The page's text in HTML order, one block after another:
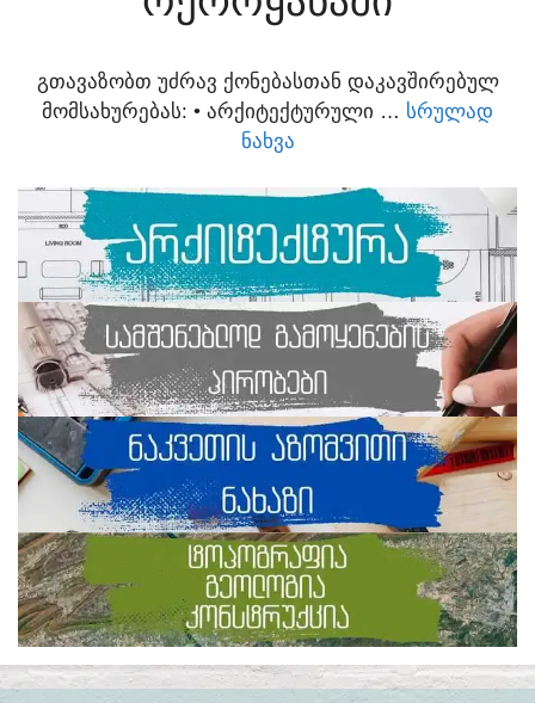
ᲒᲗᲐᲕᲐᲖᲝᲑᲗ ᲣᲫᲠᲐᲕ ᲥᲝᲜᲔᲑᲐᲡᲗᲐᲜ ᲓᲐᲙᲐᲕᲨᲘᲠᲔᲑᲣᲚ
ᲛᲝᲛᲡᲐᲮᲣᲠᲔᲑᲐᲡ:​ • ᲐᲠᲥᲘᲢᲔᲥᲢᲣᲠᲣᲚᲘ … ᲡᲠᲣᲚᲐᲓ
ᲜᲐᲮᲕᲐ